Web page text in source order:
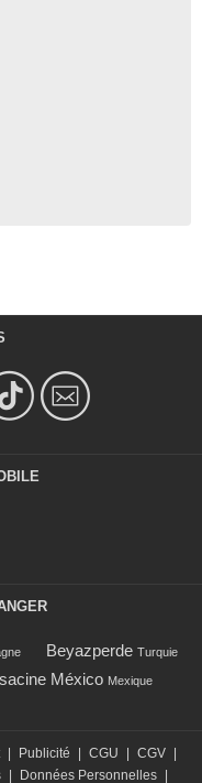
Beyazperde Turquie
México Mexique
Publicité CGU CGV
Données Personnelles